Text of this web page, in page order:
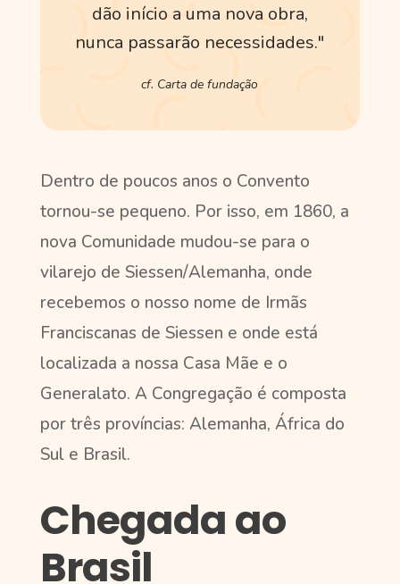
dão início a uma nova obra,
nunca passarão necessidades."
cf. Carta de fundação
Dentro de poucos anos o Convento
tornou-se pequeno. Por isso, em 1860, a
nova Comunidade mudou-se para o
vilarejo de Siessen/Alemanha, onde
recebemos o nosso nome de Irmãs
Franciscanas de Siessen e onde está
localizada a nossa Casa Mãe e o
Generalato. A Congregação é composta
por três províncias: Alemanha, África do
Sul e Brasil.
Chegada ao
Brasil